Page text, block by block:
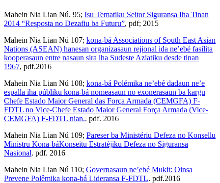
Mahein Nia Lian Nú. 95; Isu Tematiku Seitor Siguransa Iha Tinan
2014 “Resposta no Dezafiu ba Futuru”, pdf; 2015
Mahein Nia Lian Nú 107; kona-bá Associations of South East Asian
Nations (ASEAN) hanesan organizasaun rejional ida ne’ebé fasilita
kooperasaun entre nasaun sira iha Sudeste Aziatiku desde tinan
1967, pdf.2016
Mahein Nia Lian Nú 108; kona-bá Polémika ne’ebé dadaun ne’e
espalla iha públiku kona-bá nomeasaun no exonerasaun ba kargu
Chefe Estado Maior General das Força Armada (CEMGFA) F-
FDTL no Vice-Chefe Estado Maior General Força Armada (Vice-
CEMGFA) F-FDTL nian.. pdf. 2016
Mahein Nia Lian Nú 109; Pareser ba Ministériu Defeza no Konsellu
Ministru Kona-báKonseitu Estratéjiku Defeza no Siguransa
Nasional. pdf. 2016
Mahein Nia Lian Nú 110; Governasaun ne’ebé Mukit: Oinsa
Prevene Polêmika kona-bá Lideransa F-FDTL. pdf.2016